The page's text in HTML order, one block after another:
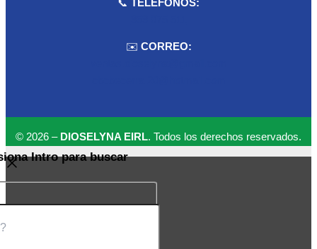
📞 TELÉFONOS:
✉️ CORREO:
© 2026 – DIOSELYNA EIRL. Todos los derechos reservados.
Intro para buscar